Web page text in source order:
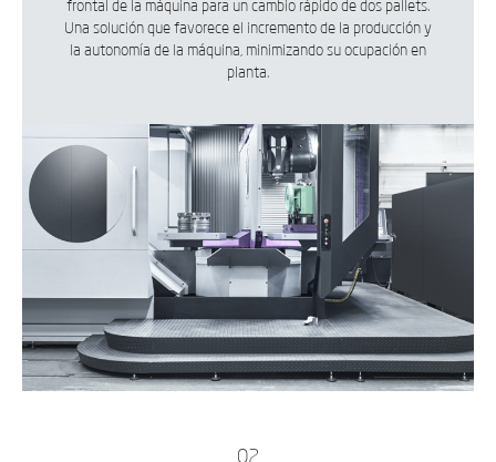
frontal de la máquina para un cambio rápido de dos pallets.
Una solución que favorece el incremento de la producción y
la autonomía de la máquina, minimizando su ocupación en
planta.
02